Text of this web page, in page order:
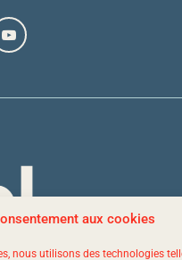
aux cookies
nous utilisons des technologies